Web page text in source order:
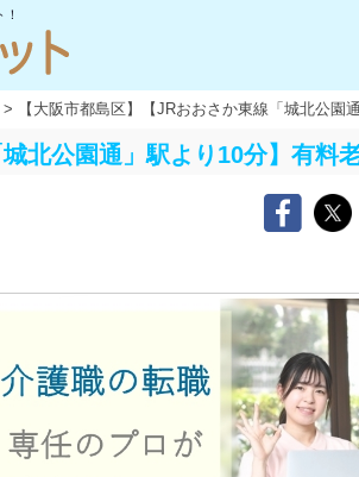
> 【大阪市都島区】【JRおおさか東線「城北公
城北公園通」駅より10分】有